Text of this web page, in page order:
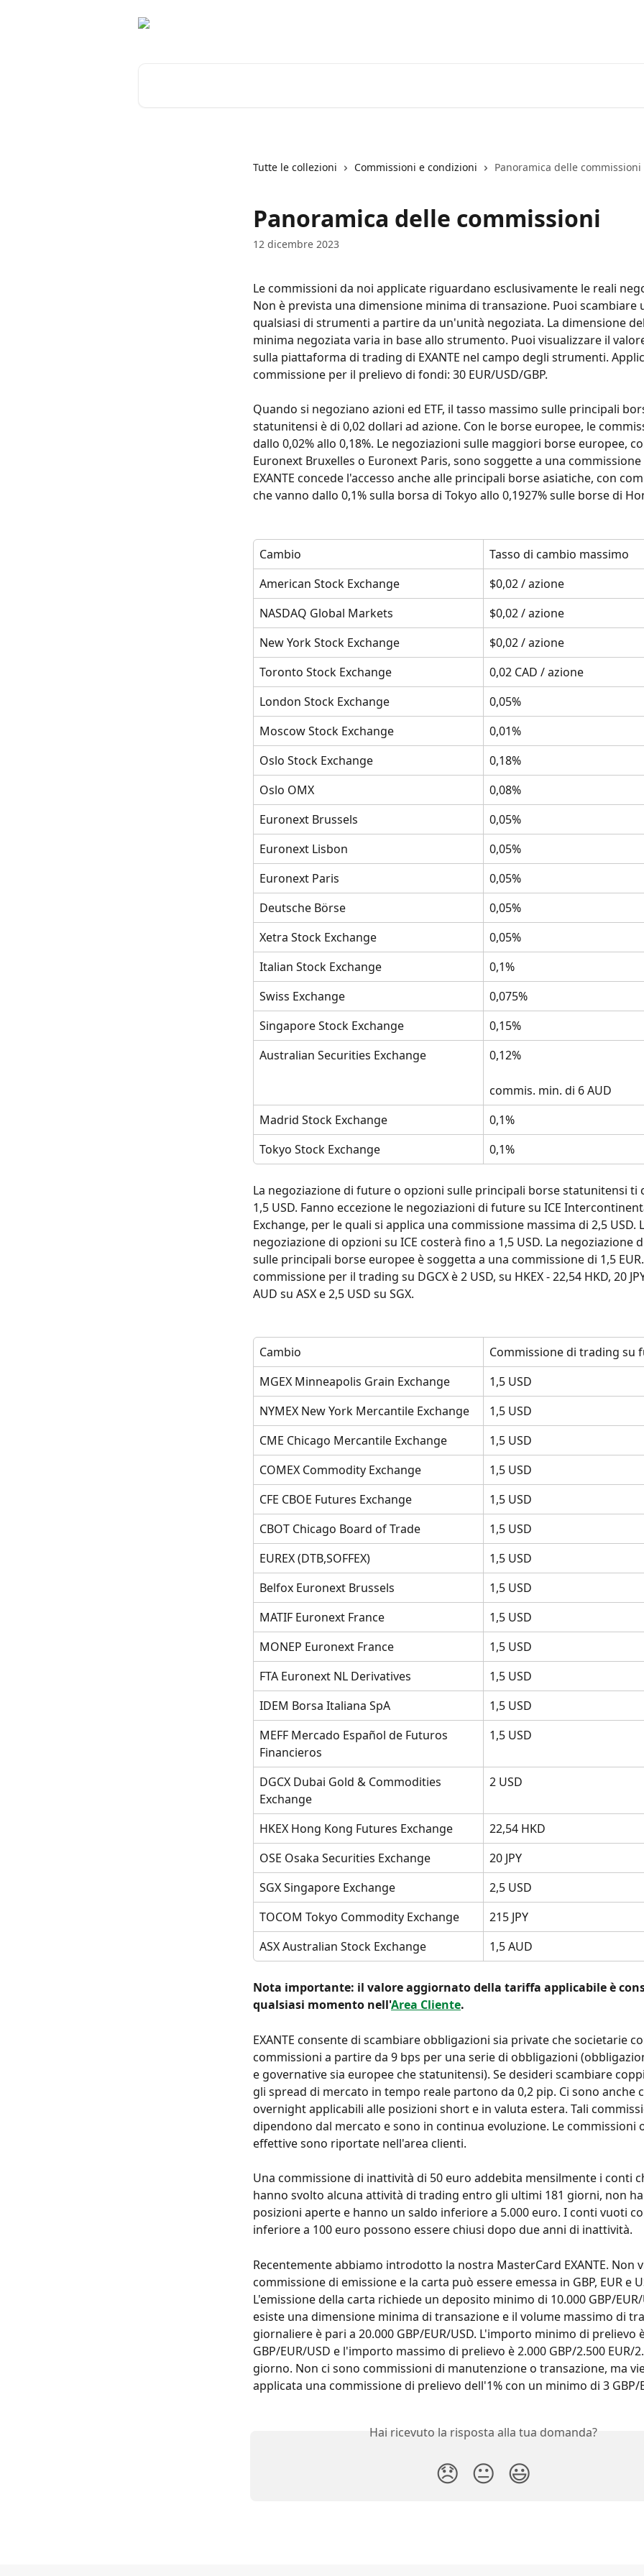
Tutte le collezioni Commissioni e condizioni Panoramica delle commissioni
Panoramica delle commissioni
12 dicembre 2023
Le commissioni da noi applicate riguardano esclusivamente le reali
Non è prevista una dimensione minima di transazione. Puoi scambiare
qualsiasi di strumenti a partire da un'unità negoziata. La dimensione
minima negoziata varia in base allo strumento. Puoi visualizzare il
sulla piattaforma di trading di EXANTE nel campo degli strumenti.
commissione per il prelievo di fondi: 30 EUR/USD/GBP.
Quando si negoziano azioni ed ETF, il tasso massimo sulle principali
statunitensi è di 0,02 dollari ad azione. Con le borse europee, le
dallo 0,02% allo 0,18%. Le negoziazioni sulle maggiori borse europee,
Euronext Bruxelles o Euronext Paris, sono soggette a una commissione
EXANTE concede l'accesso anche alle principali borse asiatiche, con
che vanno dallo 0,1% sulla borsa di Tokyo allo 0,1927% sulle borse di
Cambio
Tasso di cambio massimo
American Stock Exchange
$0,02 / azione
NASDAQ Global Markets
$0,02 / azione
New York Stock Exchange
$0,02 / azione
Toronto Stock Exchange
0,02 CAD / azione
London Stock Exchange
0,05%
Moscow Stock Exchange
0,01%
Oslo Stock Exchange
0,18%
Oslo OMX
0,08%
Euronext Brussels
0,05%
Euronext Lisbon
0,05%
Euronext Paris
0,05%
Deutsche Börse
0,05%
Xetra Stock Exchange
0,05%
Italian Stock Exchange
0,1%
Swiss Exchange
0,075%
Singapore Stock Exchange
0,15%
Australian Securities Exchange
0,12%
commis. min. di 6 AUD
Madrid Stock Exchange
0,1%
Tokyo Stock Exchange
0,1%
La negoziazione di future o opzioni sulle principali borse statunitensi ti
1,5 USD. Fanno eccezione le negoziazioni di future su ICE
Exchange, per le quali si applica una commissione massima di 2,5 USD.
negoziazione di opzioni su ICE costerà fino a 1,5 USD. La negoziazione
sulle principali borse europee è soggetta a una commissione di 1,5
commissione per il trading su DGCX è 2 USD, su HKEX - 22,54 HKD, 20
AUD su ASX e 2,5 USD su SGX.
Cambio
Commissione di trading su
MGEX Minneapolis Grain Exchange
1,5 USD
NYMEX New York Mercantile Exchange
1,5 USD
CME Chicago Mercantile Exchange
1,5 USD
COMEX Commodity Exchange
1,5 USD
CFE CBOE Futures Exchange
1,5 USD
CBOT Chicago Board of Trade
1,5 USD
EUREX (DTB,SOFFEX)
1,5 USD
Belfox Euronext Brussels
1,5 USD
MATIF Euronext France
1,5 USD
MONEP Euronext France
1,5 USD
FTA Euronext NL Derivatives
1,5 USD
IDEM Borsa Italiana SpA
1,5 USD
MEFF Mercado Español de Futuros
Financieros
1,5 USD
DGCX Dubai Gold & Commodities
Exchange
2 USD
HKEX Hong Kong Futures Exchange
22,54 HKD
OSE Osaka Securities Exchange
20 JPY
SGX Singapore Exchange
2,5 USD
TOCOM Tokyo Commodity Exchange
215 JPY
ASX Australian Stock Exchange
1,5 AUD
Nota importante: il valore aggiornato della tariffa applicabile è
qualsiasi momento nell'Area Cliente.
EXANTE consente di scambiare obbligazioni sia private che societarie
commissioni a partire da 9 bps per una serie di obbligazioni
e governative sia europee che statunitensi). Se desideri scambiare
gli spread di mercato in tempo reale partono da 0,2 pip. Ci sono anche
overnight applicabili alle posizioni short e in valuta estera. Tali
dipendono dal mercato e sono in continua evoluzione. Le commissioni
effettive sono riportate nell'area clienti.
Una commissione di inattività di 50 euro addebita mensilmente i conti
hanno svolto alcuna attività di trading entro gli ultimi 181 giorni, non
posizioni aperte e hanno un saldo inferiore a 5.000 euro. I conti vuoti
inferiore a 100 euro possono essere chiusi dopo due anni di inattività.
Recentemente abbiamo introdotto la nostra MasterCard EXANTE. Non
commissione di emissione e la carta può essere emessa in GBP, EUR e
L'emissione della carta richiede un deposito minimo di 10.000 GBP/EUR/
esiste una dimensione minima di transazione e il volume massimo di
giornaliere è pari a 20.000 GBP/EUR/USD. L'importo minimo di prelievo
GBP/EUR/USD e l'importo massimo di prelievo è 2.000 GBP/2.500 EUR/
giorno. Non ci sono commissioni di manutenzione o transazione, ma
applicata una commissione di prelievo dell'1% con un minimo di 3 GBP/
Hai ricevuto la risposta alla tua domanda?
😞 😐 😃